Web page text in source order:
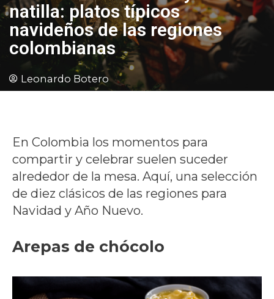
natilla: platos típicos
navideños de las regiones
colombianas
Leonardo Botero
En Colombia los momentos para
compartir y celebrar suelen suceder
alrededor de la mesa. Aquí, una selección
de diez clásicos de las regiones para
Navidad y Año Nuevo.
Arepas de chócolo